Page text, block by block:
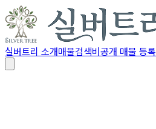
실버트리 소개매물검색비공개 매물 등록